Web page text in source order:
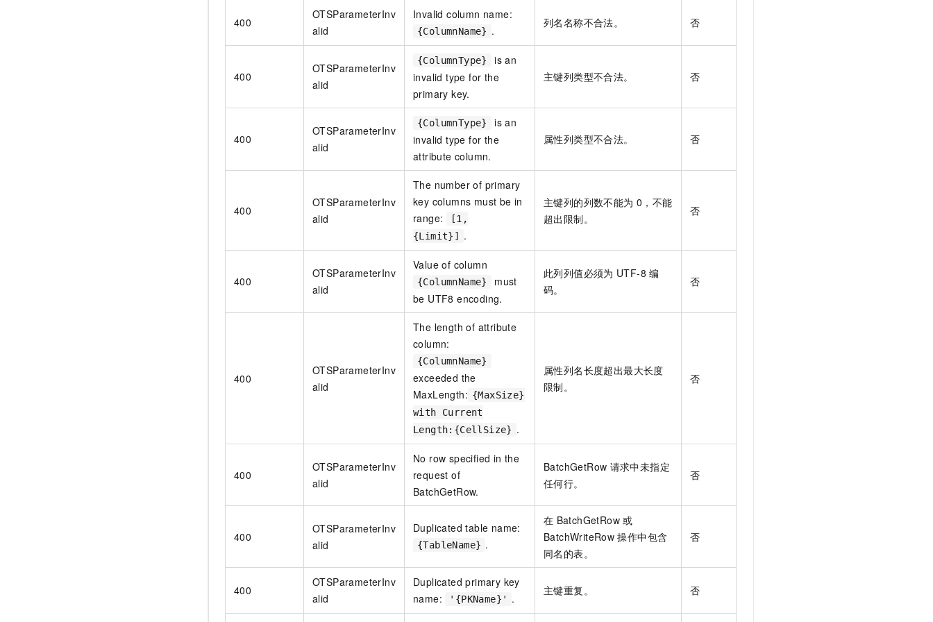
400
OTSParameterInv
alid
Invalid column name:
{ColumnName} .
列名名称不合法。 否
400
OTSParameterInv
alid
{ColumnType}
is an
invalid type for the
primary key.
主键列类型不合法。 否
400
OTSParameterInv
alid
{ColumnType}
is an
invalid type for the
attribute column.
属性列类型不合法。 否
400
OTSParameterInv
alid
The number of primary
key columns must be in
range:
[1,
{Limit}]
.
主键列的列数不能为 0，不能
超出限制。
否
400
OTSParameterInv
alid
Value of column
{ColumnName}
must
be UTF8 encoding.
此列列值必须为 UTF-8 编
码。
否
400
OTSParameterInv
alid
The length of attribute
column:
{ColumnName}
exceeded the
MaxLength: {MaxSize}
with Current
Length:{CellSize} .
属性列名长度超出最大长度
限制。
否
400
OTSParameterInv
alid
No row specified in the
request of
BatchGetRow.
BatchGetRow 请求中未指定
任何行。
否
400
OTSParameterInv
alid
Duplicated table name:
{TableName} .
在 BatchGetRow 或
BatchWriteRow 操作中包含
同名的表。
否
400
OTSParameterInv
alid
Duplicated primary key
name:
'{PKName}' .
主键重复。 否